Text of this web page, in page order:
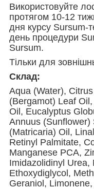
Використовуйте
протягом 10-12
дня курсу Sursum-
день процедури
Sursum.
Тільки для
Склад:
Aqua (Water),
(Bergamot) Leaf
Oil, Eucalyptus
Annuus (Sunflower)
(Matricaria) Oil,
Retinyl Palmitate,
Manganese PCA,
Imidazolidinyl Urea,
Ethoxydiglycol,
Geraniol,